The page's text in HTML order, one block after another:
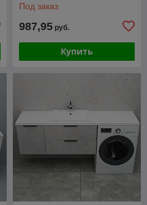
стиральной
Под заказ
987,95 руб.
Купить